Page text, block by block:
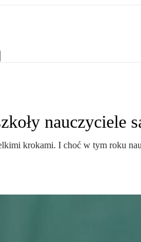
nauczyciele
krokami. I choć w tym roku